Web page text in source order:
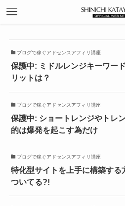
ブログで稼ぐアドセンスアフィリ講座
保護中: ミドルレンジキーワー
リットは？
ブログで稼ぐアドセンスアフィリ講座
保護中: ショートレンジやトレ
的は爆発を起こす為だけ
ブログで稼ぐアドセンスアフィリ講座
特化型サイトを上手に構築する
ついてる?!